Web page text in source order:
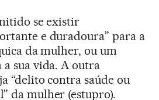
se existir
e duradoura” para a
da mulher, ou um
sua vida. A outra
“delito contra saúde ou
da mulher (estupro).